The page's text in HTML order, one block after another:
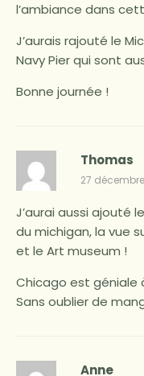
l’ambiance dans
J’aurais rajouté le
Navy Pier qui sont
Bonne journée !
Thomas
27
J’aurai aussi ajouté
du michigan, la vue
et le Art museum !
Chicago est géniale
Sans oublier de
Anne